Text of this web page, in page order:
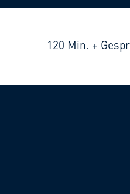
120 Min. +